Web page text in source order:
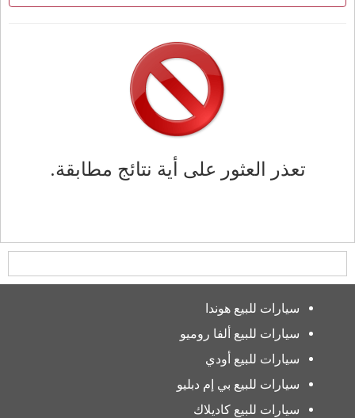
تعذر العثور على أية نتائج مطابقة.
سيارات للبيع هوندا
سيارات للبيع ألفا روميو
سيارات للبيع أودي
سيارات للبيع بي إم دبليو
سيارات للبيع كاديلاك